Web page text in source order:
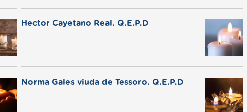
Hector Cayetano Real. Q.E.P.D
Norma Gales viuda de Tessoro. Q.E.P.D